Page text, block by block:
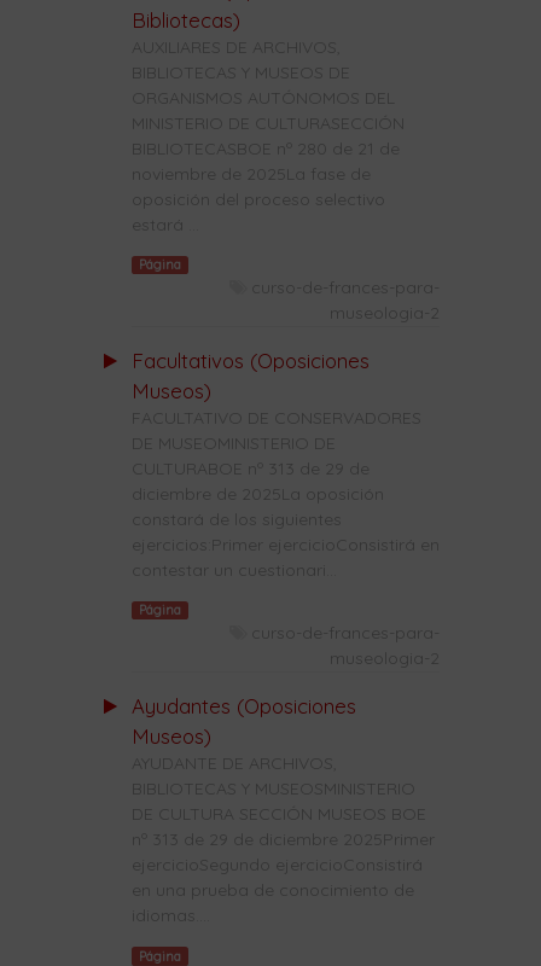
Bibliotecas)
AUXILIARES DE ARCHIVOS,
BIBLIOTECAS Y MUSEOS DE
ORGANISMOS AUTÓNOMOS DEL
MINISTERIO DE CULTURASECCIÓN
BIBLIOTECASBOE nº 280 de 21 de
noviembre de 2025La fase de
oposición del proceso selectivo
estará ...
Página
curso-de-frances-para-
museologia-2
Facultativos (Oposiciones
Museos)
FACULTATIVO DE CONSERVADORES
DE MUSEOMINISTERIO DE
CULTURABOE nº 313 de 29 de
diciembre de 2025La oposición
constará de los siguientes
ejercicios:Primer ejercicioConsistirá en
contestar un cuestionari...
Página
curso-de-frances-para-
museologia-2
Ayudantes (Oposiciones
Museos)
AYUDANTE DE ARCHIVOS,
BIBLIOTECAS Y MUSEOSMINISTERIO
DE CULTURA SECCIÓN MUSEOS BOE
nº 313 de 29 de diciembre 2025Primer
ejercicioSegundo ejercicioConsistirá
en una prueba de conocimiento de
idiomas....
Página